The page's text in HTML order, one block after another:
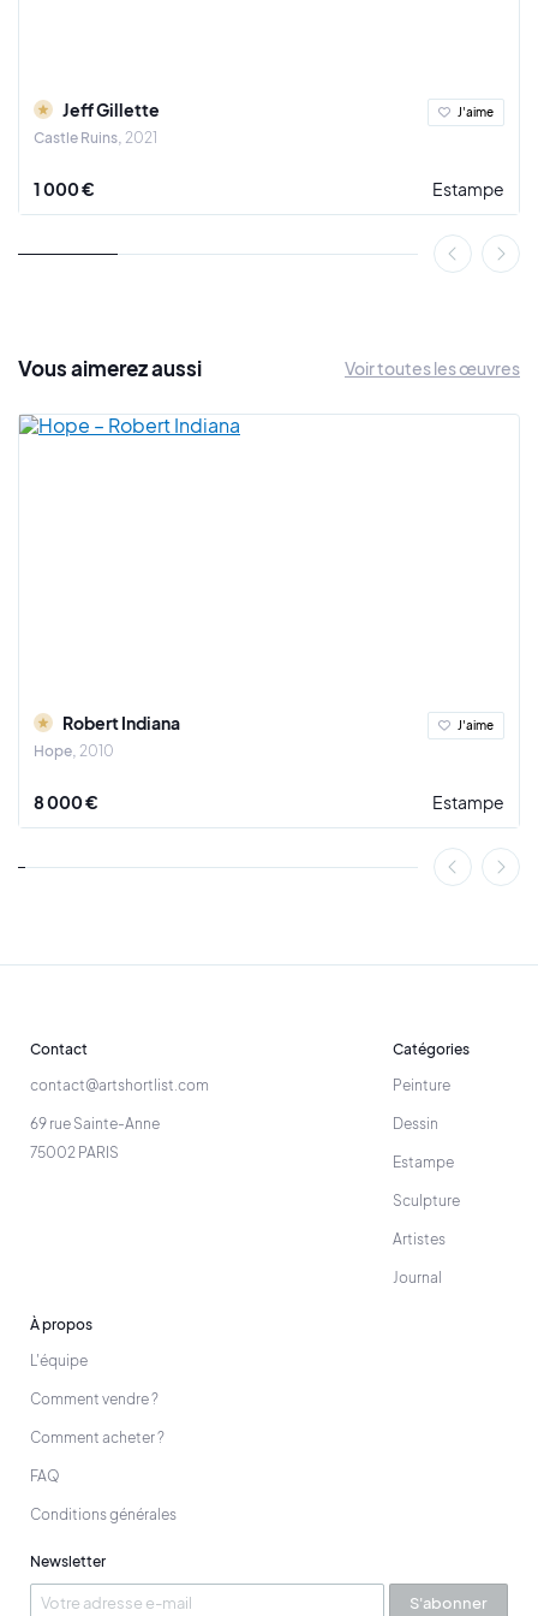
Jeff Gillette
Castle Ruins 2021
J'aime
1 000 € Estampe
Vousaimerezaussi Voir toutes les œuvres
Robert Indiana
Hope 2010
J'aime
8 000 € Estampe
Contact
contact@artshortlist.com
69 rue Sainte-Anne
75002 PARIS
Catégories
Peinture
Dessin
Estampe
Sculpture
Artistes
Journal
À propos
L'équipe
Comment vendre ?
Comment acheter ?
FAQ
Conditions générales
Newsletter
S'abonner